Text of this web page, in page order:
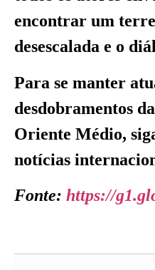
encontrar um
desescalada e o
Para se manter
desdobramentos
Oriente Médio,
notícias
Fonte: https://